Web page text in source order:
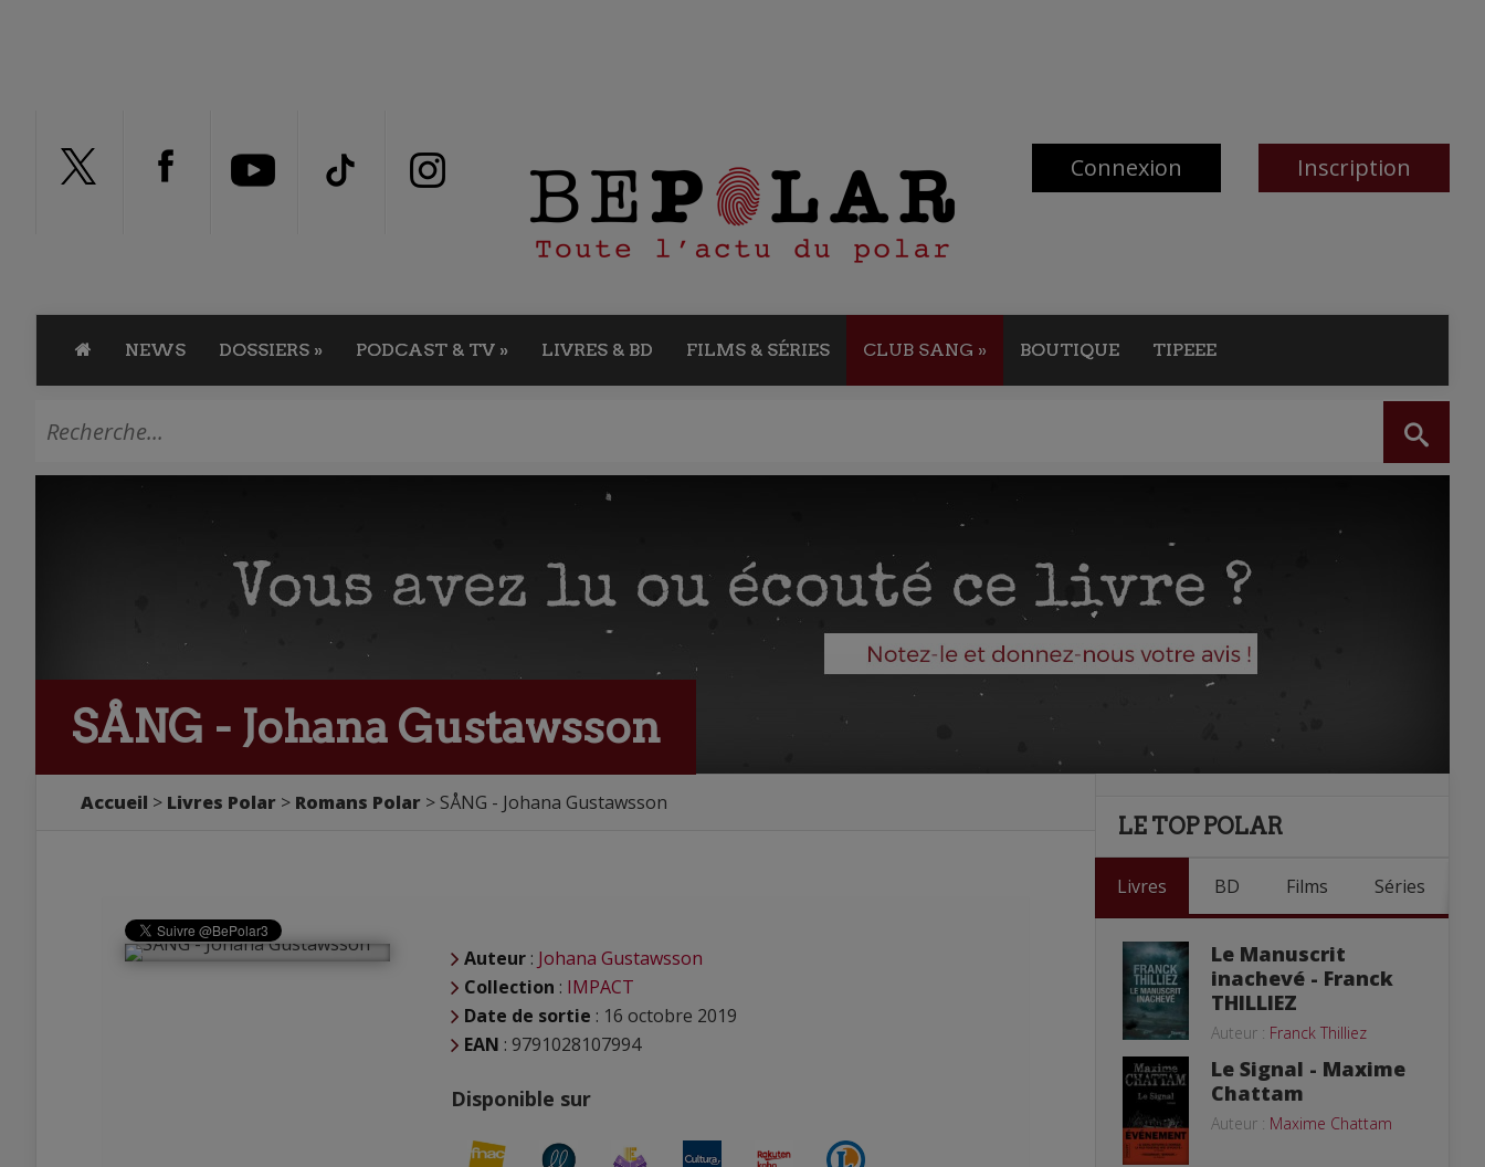
Connexion Inscription
NEWS DOSSIERS » PODCAST & TV » LIVRES & BD FILMS & SÉRIES CLUB SANG » BOUTIQUE TIPEEE
SÅNG - Johana Gustawsson
Accueil Livres Polar Romans Polar SÅNG - Johana Gustawsson
Auteur : Johana Gustawsson
Collection : IMPACT
Date de sortie : 16 octobre 2019
EAN : 9791028107994
Disponible sur
LE TOP POLAR
Livres BD Films Séries
Le Manuscrit
inachevé - Franck
THILLIEZ
Auteur : Franck Thilliez
Le Signal - Maxime
Chattam
Auteur : Maxime Chattam